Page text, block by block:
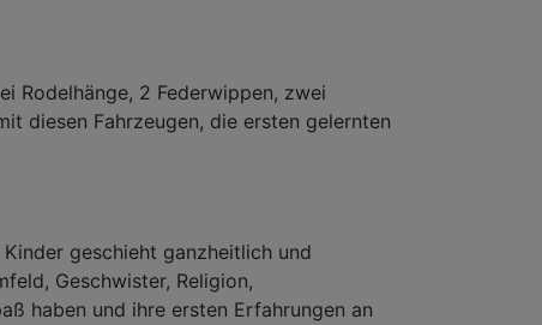
Rodelhänge, 2 Federwippen, zwei
diesen Fahrzeugen, die ersten gelernten
geschieht ganzheitlich und
Geschwister, Religion,
haben und ihre ersten Erfahrungen an